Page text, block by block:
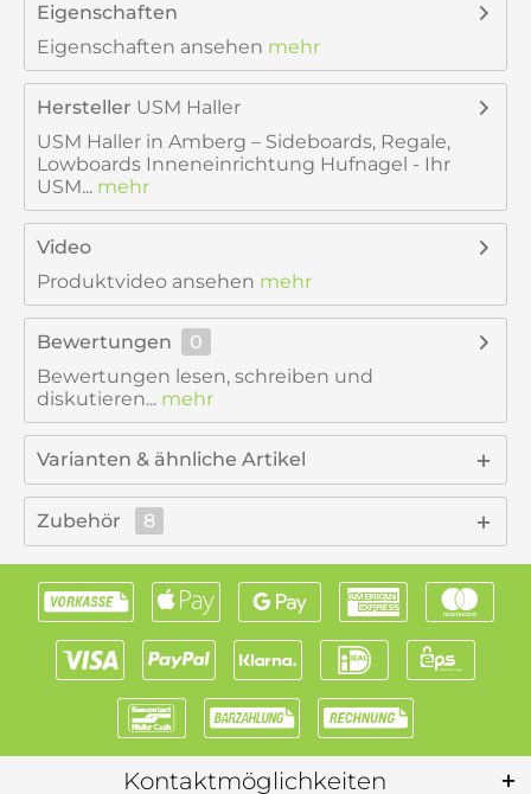
Eigenschaften
Eigenschaften ansehen mehr
Hersteller USM Haller
USM Haller in Amberg – Sideboards, Regale,
Lowboards Inneneinrichtung Hufnagel - Ihr
USM... mehr
Video
Produktvideo ansehen mehr
Bewertungen
0
Bewertungen lesen, schreiben und
diskutieren... mehr
Varianten & ähnliche Artikel
Zubehör 8
Kontaktmöglichkeiten